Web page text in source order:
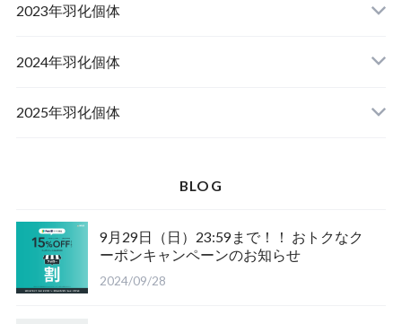
山形県西置賜郡小國町産
新潟県十日町市産
兵庫県川辺郡猪名川町産
山梨県甲斐市産
佐賀県神埼郡神埼町
福島県南会津郡産
青森県十和田市産
宮城県栗原市産
茨城県小美玉市産
三重県いなべ市産
2023年羽化個体
岩手県奥州市産
山形県西置賜郡小國町産
山梨県韮崎市産
2024年羽化個体
青森県十和田市産
新潟県東蒲原郡阿賀町
2025年羽化個体
茨城県稲敷郡産
BLOG
9月29日（日）23:59まで！！ おトクなク
ーポンキャンペーンのお知らせ
2024/09/28